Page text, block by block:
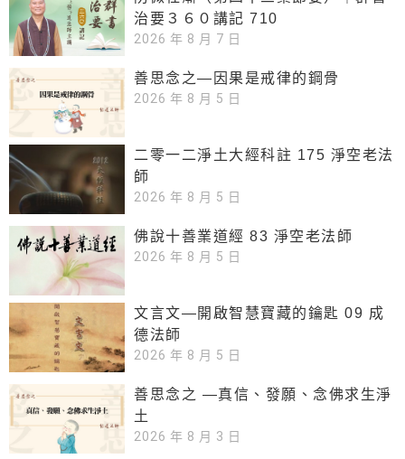
治要３６０講記 710
2026 年 8 月 7 日
善思念之—因果是戒律的鋼骨
2026 年 8 月 5 日
二零一二淨土大經科註 175 淨空老法
師
2026 年 8 月 5 日
佛說十善業道經 83 淨空老法師
2026 年 8 月 5 日
文言文—開啟智慧寶藏的鑰匙 09 成
德法師
2026 年 8 月 5 日
善思念之 —真信、發願、念佛求生淨
土
2026 年 8 月 3 日